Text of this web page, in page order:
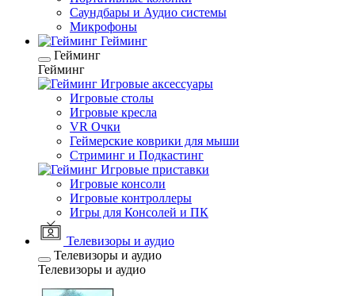
Саундбары и Аудио системы
Микрофоны
Гейминг
Гейминг
Гейминг
Игровые аксессуары
Игровые столы
Игровые кресла
VR Очки
Геймерские коврики для мыши
Стриминг и Подкастинг
Игровые приставки
Игровые консоли
Игровые контроллеры
Игры для Консолей и ПК
Телевизоры и аудио
Телевизоры и аудио
Телевизоры и аудио